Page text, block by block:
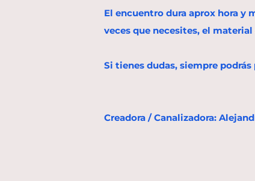
El encuentro dura aprox hora y
veces que necesites, el
Si tienes dudas, siempre
Creadora / Canalizadora: